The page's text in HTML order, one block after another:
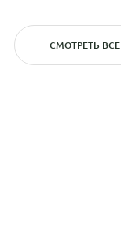
СМОТРЕТЬ ВСЕ